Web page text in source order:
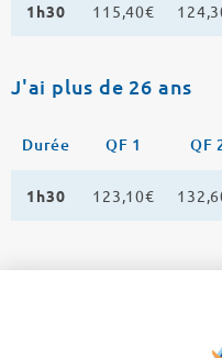
1h30 115,40€
J'ai plus de 26 ans
Durée QF 1 QF
1h30 123,10€